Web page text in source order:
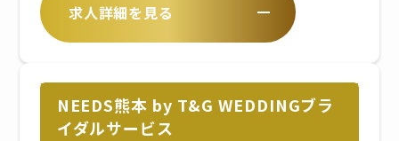
求人詳細を見る
NEEDS熊本 by T&G WEDDINGブラ
イダルサービス